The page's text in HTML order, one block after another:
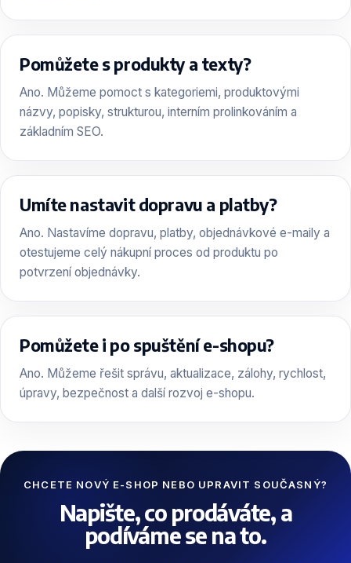
Pomůžete s produkty a texty?
Ano. Můžeme pomoct s kategoriemi, produktovými
názvy, popisky, strukturou, interním prolinkováním a
základním SEO.
Umíte nastavit dopravu a platby?
Ano. Nastavíme dopravu, platby, objednávkové e-maily a
otestujeme celý nákupní proces od produktu po
potvrzení objednávky.
Pomůžete i po spuštění e-shopu?
Ano. Můžeme řešit správu, aktualizace, zálohy, rychlost,
úpravy, bezpečnost a další rozvoj e-shopu.
CHCETE NOVÝ E-SHOP NEBO UPRAVIT SOUČASNÝ?
Napište, co prodáváte, a
podíváme se na to.